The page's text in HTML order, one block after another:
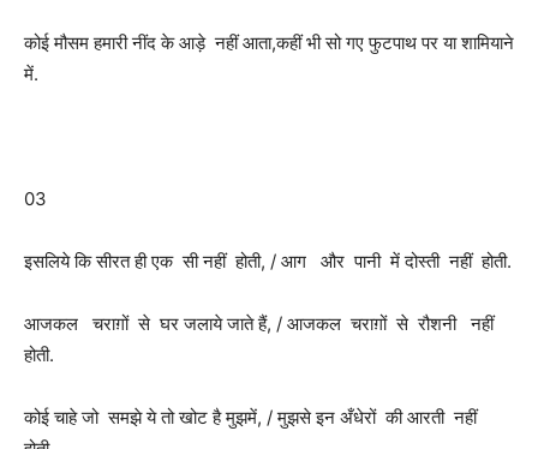
कोई मौसम हमारी नींद के आड़े नहीं आता,कहीं भी सो गए फुटपाथ पर या शामियाने
में.
03
इसलिये कि सीरत ही एक सी नहीं होती, / आग और पानी में दोस्ती नहीं होती.
आजकल चराग़ों से घर जलाये जाते हैं, / आजकल चराग़ों से रौशनी नहीं
होती.
कोई चाहे जो समझे ये तो खोट है मुझमें, / मुझसे इन अँधेरों की आरती नहीं